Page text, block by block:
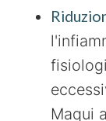
Maqui